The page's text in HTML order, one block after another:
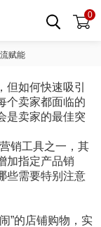
0
赋能
如何快速吸引
个卖家都面临的
是卖家的最佳突
销工具之一，其
加指定产品销
些需要特别注意
”的店铺购物，实